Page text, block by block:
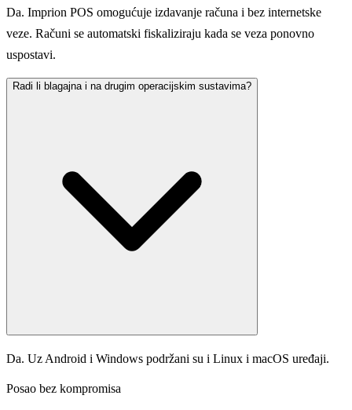
Da. Imprion POS omogućuje izdavanje računa i bez internetske
veze. Računi se automatski fiskaliziraju kada se veza ponovno
uspostavi.
Radi li blagajna i na drugim operacijskim sustavima?
Da. Uz Android i Windows podržani su i Linux i macOS uređaji.
Posao bez kompromisa